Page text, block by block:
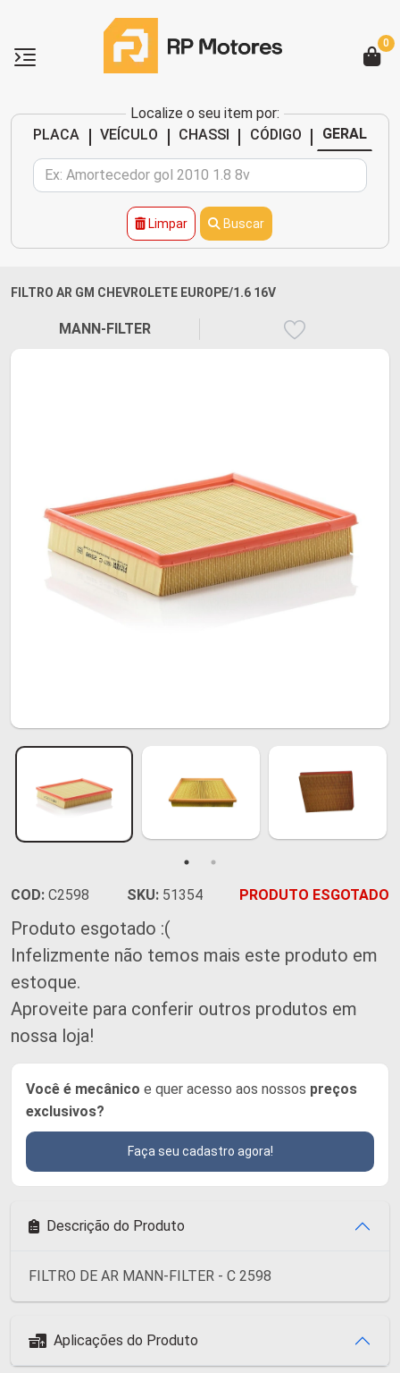
Localize o seu item por:
PLACA
| VEÍCULO | CHASSI | CÓDIGO | GERAL
Limpar Buscar
0
FILTRO AR GM CHEVROLETE EUROPE/1.6 16V
MANN-FILTER
COD: C2598 SKU: 51354 PRODUTO ESGOTADO
Produto esgotado :(
Infelizmente não temos mais este produto em
estoque.
Aproveite para conferir outros produtos em
nossa loja!
Você é mecânico e quer acesso aos nossos preços
exclusivos?
Faça seu cadastro agora!
Descrição do Produto
FILTRO DE AR MANN-FILTER - C 2598
Aplicações do Produto